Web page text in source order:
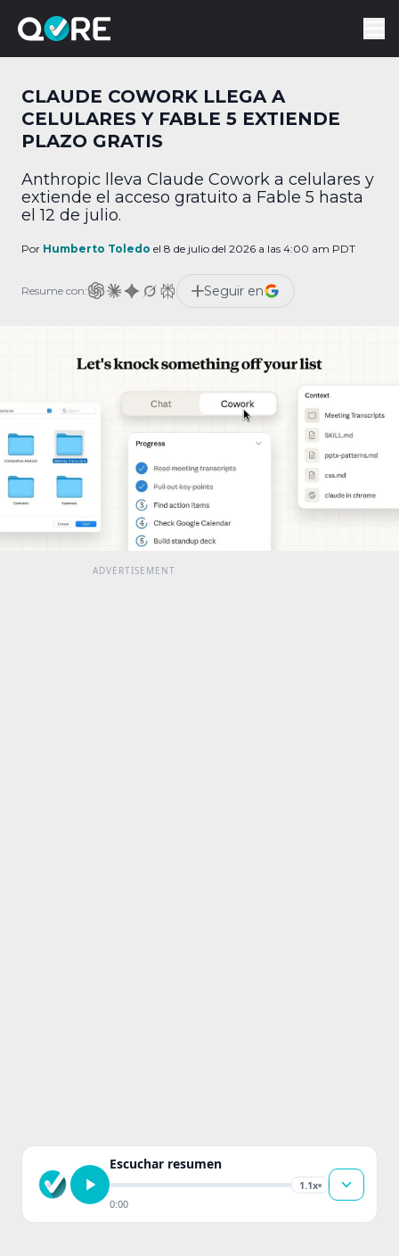
CLAUDE COWORK LLEGA A
CELULARES Y FABLE 5 EXTIENDE
PLAZO GRATIS
Anthropic lleva Claude Cowork a celulares y
extiende el acceso gratuito a Fable 5 hasta
el 12 de julio.
Por Humberto Toledo el 8 de julio del 2026 a las 4:00 am PDT
Resume con: Seguir en
Escuchar resumen
1.1x▾
0:00